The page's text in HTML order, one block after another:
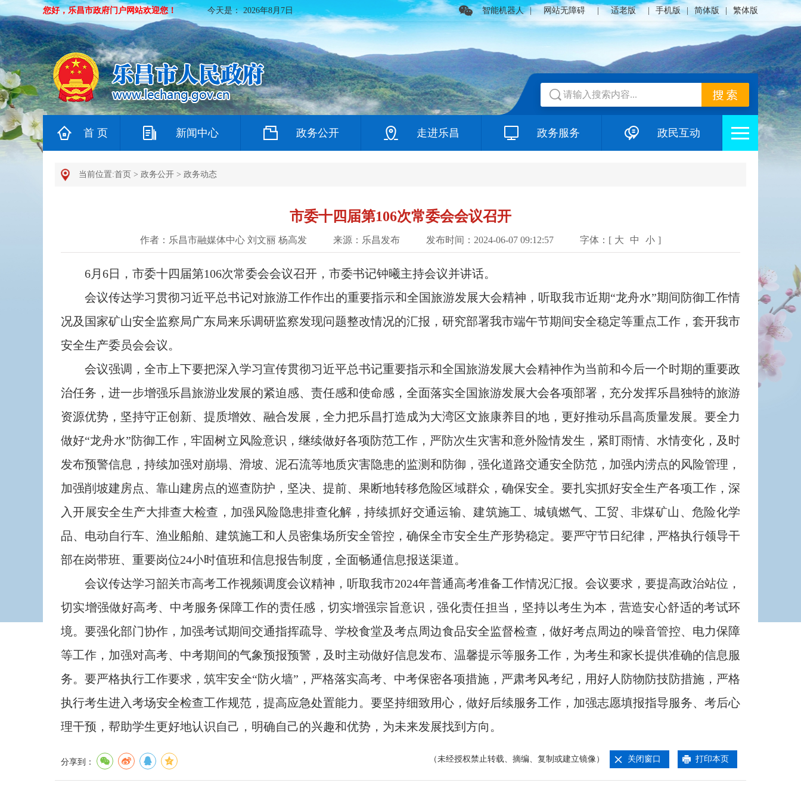
您好，乐昌市政府门户网站欢迎您！ 今天是：2026年8月7日 智能机器人 | 网站无障碍 适老版 手机版 简体版 繁体版
首 页 新闻中心 政务公开 走进乐昌 政务服务 政民互动
当前位置:首页 > 政务公开 > 政务动态
市委十四届第106次常委会会议召开
作者：乐昌市融媒体中心 刘文丽 杨高发 来源：乐昌发布 发布时间：2024-06-07 09:12:57 字体：[ 大 中 小 ]
6月6日，市委十四届第106次常委会会议召开，市委书记钟曦主持会议并讲话。
会议传达学习贯彻习近平总书记对旅游工作作出的重要指示和全国旅游发展大会精神，听取我市近期“龙舟水”期间防御工作情
况及国家矿山安全监察局广东局来乐调研监察发现问题整改情况的汇报，研究部署我市端午节期间安全稳定等重点工作，套开我市
安全生产委员会会议。
会议强调，全市上下要把深入学习宣传贯彻习近平总书记重要指示和全国旅游发展大会精神作为当前和今后一个时期的重要政
治任务，进一步增强乐昌旅游业发展的紧迫感、责任感和使命感，全面落实全国旅游发展大会各项部署，充分发挥乐昌独特的旅游
资源优势，坚持守正创新、提质增效、融合发展，全力把乐昌打造成为大湾区文旅康养目的地，更好推动乐昌高质量发展。要全力
做好“龙舟水”防御工作，牢固树立风险意识，继续做好各项防范工作，严防次生灾害和意外险情发生，紧盯雨情、水情变化，及时
发布预警信息，持续加强对崩塌、滑坡、泥石流等地质灾害隐患的监测和防御，强化道路交通安全防范，加强内涝点的风险管理，
加强削坡建房点、靠山建房点的巡查防护，坚决、提前、果断地转移危险区域群众，确保安全。要扎实抓好安全生产各项工作，深
入开展安全生产大排查大检查，加强风险隐患排查化解，持续抓好交通运输、建筑施工、城镇燃气、工贸、非煤矿山、危险化学
品、电动自行车、渔业船舶、建筑施工和人员密集场所安全管控，确保全市安全生产形势稳定。要严守节日纪律，严格执行领导干
部在岗带班、重要岗位24小时值班和信息报告制度，全面畅通信息报送渠道。
会议传达学习韶关市高考工作视频调度会议精神，听取我市2024年普通高考准备工作情况汇报。会议要求，要提高政治站位，
切实增强做好高考、中考服务保障工作的责任感，切实增强宗旨意识，强化责任担当，坚持以考生为本，营造安心舒适的考试环
境。要强化部门协作，加强考试期间交通指挥疏导、学校食堂及考点周边食品安全监督检查，做好考点周边的噪音管控、电力保障
等工作，加强对高考、中考期间的气象预报预警，及时主动做好信息发布、温馨提示等服务工作，为考生和家长提供准确的信息服
务。要严格执行工作要求，筑牢安全“防火墙”，严格落实高考、中考保密各项措施，严肃考风考纪，用好人防物防技防措施，严格
执行考生进入考场安全检查工作规范，提高应急处置能力。要坚持细致用心，做好后续服务工作，加强志愿填报指导服务、考后心
理干预，帮助学生更好地认识自己，明确自己的兴趣和优势，为未来发展找到方向。
分享到： （未经授权禁止转载、摘编、复制或建立镜像） 关闭窗口 打印本页